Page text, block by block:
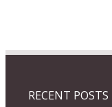
RECENT POSTS